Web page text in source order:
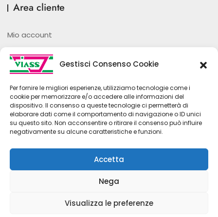
Gestisci Consenso Cookie
Per fornire le migliori esperienze, utilizziamo tecnologie come i
cookie per memorizzare e/o accedere alle informazioni del
dispositivo. Il consenso a queste tecnologie ci permetterà di
elaborare dati come il comportamento di navigazione o ID unici
su questo sito. Non acconsentire o ritirare il consenso può influire
negativamente su alcune caratteristiche e funzioni.
Accetta
Nega
Visualizza le preferenze
Area cliente
Mio account
Password dimenticata
Wishlist
Cookie Policy (UE)
Copyright © 2026 Viass Ecommerce. Powered by